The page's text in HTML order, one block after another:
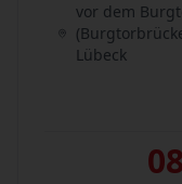
vor dem
Lübeck
08